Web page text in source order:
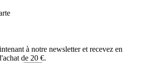
à notre newsletter et recevez en
de 20 €.